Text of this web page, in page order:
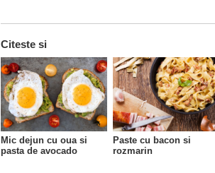
Citeste si
Mic dejun cu oua si
pasta de avocado
Paste cu bacon si
rozmarin